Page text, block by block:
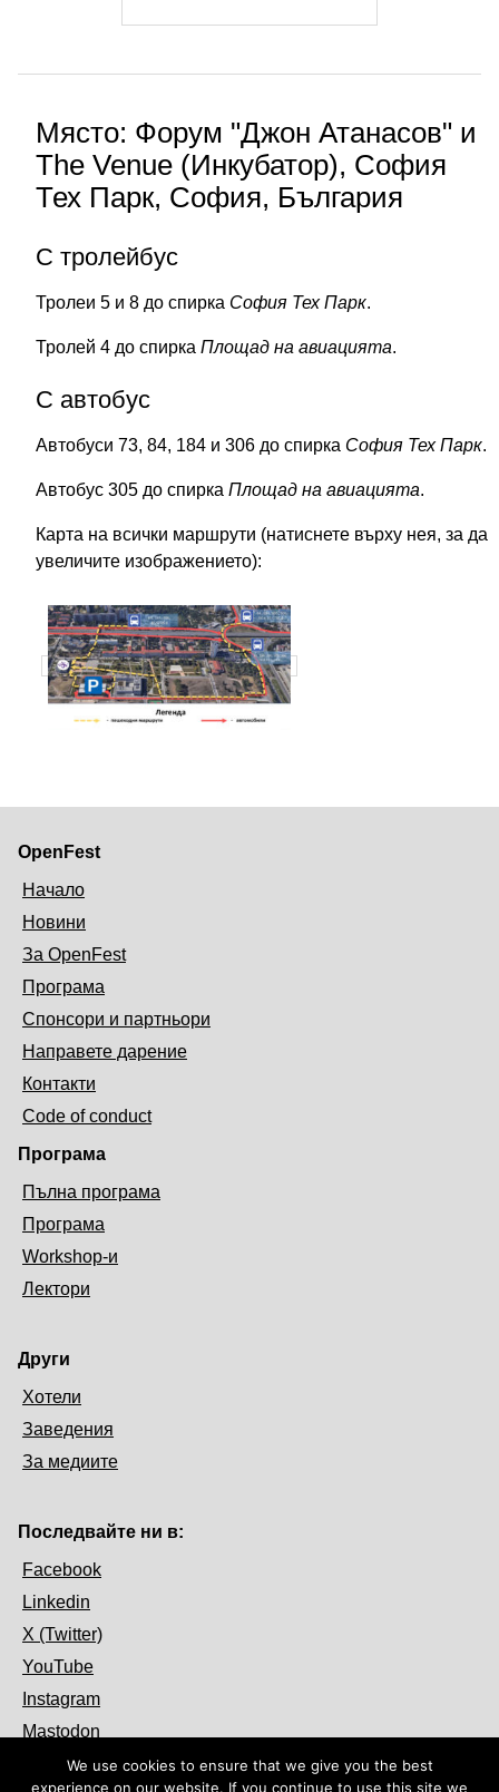
Място: Форум "Джон Атанасов" и
The Venue (Инкубатор), София
Тех Парк, София, България
С тролейбус
Тролеи 5 и 8 до спирка София Тех Парк.
Тролей 4 до спирка Площад на авиацията.
С автобус
Автобуси 73, 84, 184 и 306 до спирка София Тех Парк.
Автобус 305 до спирка Площад на авиацията.
Карта на всички маршрути (натиснете върху нея, за да
увеличите изображението):
OpenFest
Начало
Новини
За OpenFest
Програма
Спонсори и партньори
Направете дарение
Контакти
Code of conduct
Програма
Пълна програма
Програма
Workshop-и
Лектори
Други
Хотели
Заведения
За медиите
Последвайте ни в:
Facebook
Linkedin
X (Twitter)
YouTube
Instagram
Mastodon
We use cookies to ensure that we give you the best
experience on our website. If you continue to use this site we